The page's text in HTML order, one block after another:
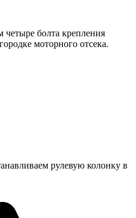
четыре болта крепления
моторного отсека.
рулевую колонку в